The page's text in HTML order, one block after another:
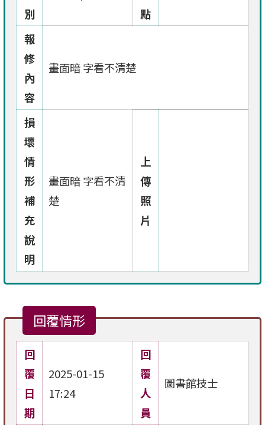
別
點
報
修
內
容
畫面暗 字看不清楚
損
壞
情
形
補
充
說
明
畫面暗 字看不清
楚
上
傳
照
片
回覆情形
回
覆
日
期
2025-01-15
17:24
回
覆
人
員
圖書館技士